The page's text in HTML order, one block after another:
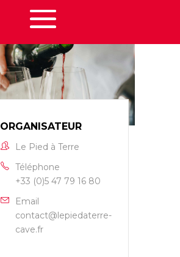
ORGANISATEUR
Le Pied à Terre
Téléphone
+33 (0)5 47 79 16 80
Email
contact@lepiedaterre-
cave.fr